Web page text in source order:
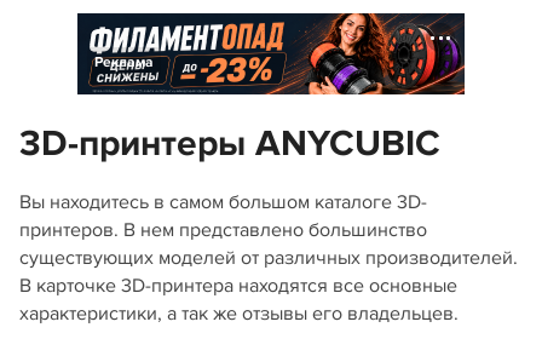
Реклама
3D-принтеры ANYCUBIC
Вы находитесь в самом большом каталоге 3D-
принтеров. В нем представлено большинство
существующих моделей от различных производителей.
В карточке 3D-принтера находятся все основные
характеристики, а так же отзывы его владельцев.